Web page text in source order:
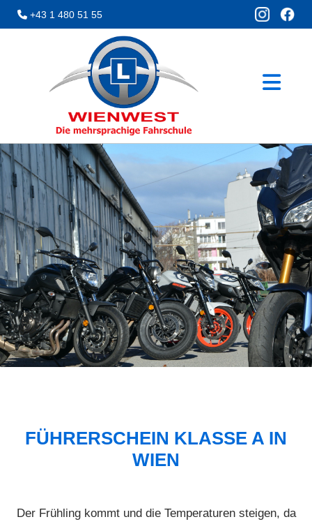
 +43 1 480 51 55
FÜHRERSCHEIN KLASSE A IN
WIEN
Der Frühling kommt und die Temperaturen steigen, da